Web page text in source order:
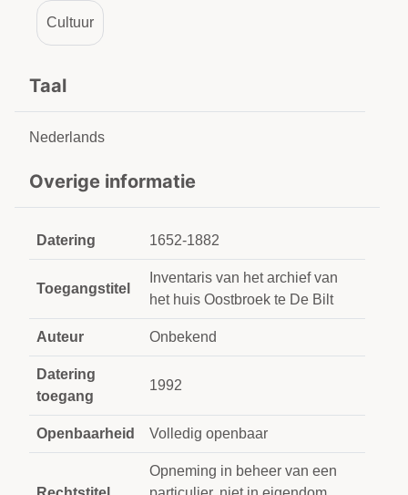
Cultuur
Taal
Nederlands
Overige informatie
Datering 1652-1882
Toegangstitel
Inventaris van het archief van
het huis Oostbroek te De Bilt
Auteur Onbekend
Datering
toegang
1992
Openbaarheid Volledig openbaar
Opneming in beheer van een